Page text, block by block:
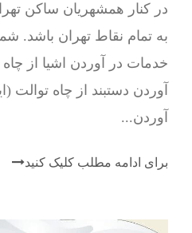
در کنار همشهریان ساکن
به تمام نقاط تهران باشد.
خدمات در آوردن اشیا از چاه
آوردن دستبند از چاه توالت
آوردن...
برای ادامه مطلب کلیک کنید